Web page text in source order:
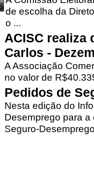
de escolha da
o ...
ACISC realiza
Carlos -
A Associação
no valor de
Pedidos de
Nesta edição do
Desemprego para
Seguro-